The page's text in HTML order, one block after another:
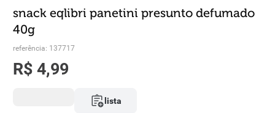
snack eqlibri panetini presunto defumado
40g
referência: 137717
R$ 4,99
lista
queijo
6º
7